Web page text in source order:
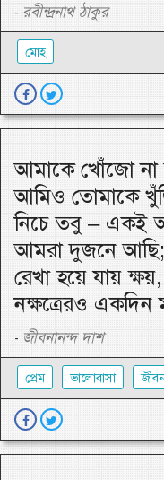
- রবীন্দ্রনাথ ঠাকুর
মোহ
আমাকে খোঁজো না
আমিও তোমাকে
নিচে তবু – একই
আমরা দুজনে
রেখা হয়ে যায়
নক্ষত্রেরও
- জীবনানন্দ দাশ
প্রেম ভালোবাসা